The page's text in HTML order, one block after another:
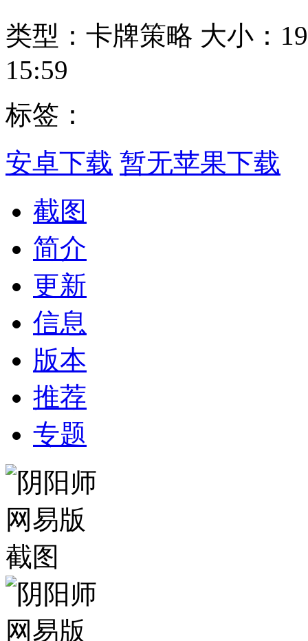
类型：卡牌策略 大小：
15:59
标签：
安卓下载 暂无苹果下载
截图
简介
更新
信息
版本
推荐
专题